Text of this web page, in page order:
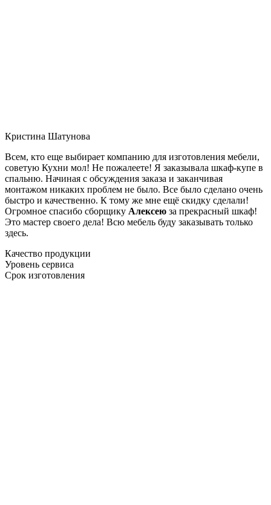
Кристина Шатунова
Всем, кто еще выбирает компанию для изготовления мебели,
советую Кухни мол! Не пожалеете! Я заказывала шкаф-купе в
спальню. Начиная с обсуждения заказа и заканчивая
монтажом никаких проблем не было. Все было сделано очень
быстро и качественно. К тому же мне ещё скидку сделали!
Огромное спасибо сборщику Алексею за прекрасный шкаф!
Это мастер своего дела! Всю мебель буду заказывать только
здесь.
Качество продукции
Уровень сервиса
Срок изготовления